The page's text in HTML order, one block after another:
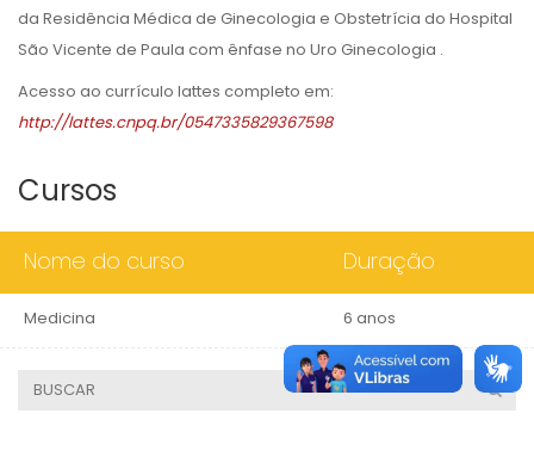
da Residência Médica de Ginecologia e Obstetrícia do Hospital
São Vicente de Paula com ênfase no Uro Ginecologia .
Acesso ao currículo lattes completo em:
http://lattes.cnpq.br/0547335829367598
Cursos
Nome do curso Duração
Medicina 6 anos